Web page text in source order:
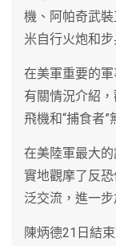
機、阿帕奇武
米自行火炮和
在美軍重要的
有關情況介紹
飛機和“捕食者”
在美陸軍最大
實地觀摩了反
泛交流，進一
陳炳德21日結